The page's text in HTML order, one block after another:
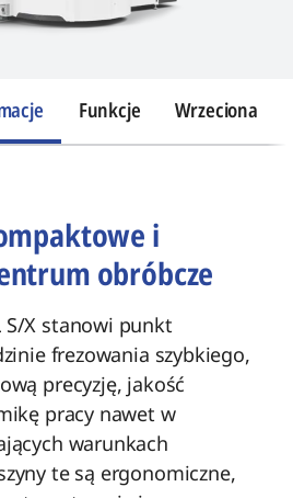
Funkcje Wrzeciona
i
obróbcze
S/X stanowi punkt
frezowania szybkiego,
precyzję, jakość
pracy nawet w
warunkach
te są ergonomiczne,